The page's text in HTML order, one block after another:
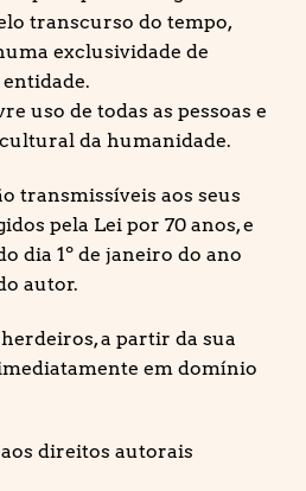
transcurso do tempo,
exclusividade de
uso de todas as pessoas e
da humanidade.
transmissíveis aos seus
pela Lei por 70 anos, e
dia 1º de janeiro do ano
autor.
a partir da sua
em domínio
direitos autorais